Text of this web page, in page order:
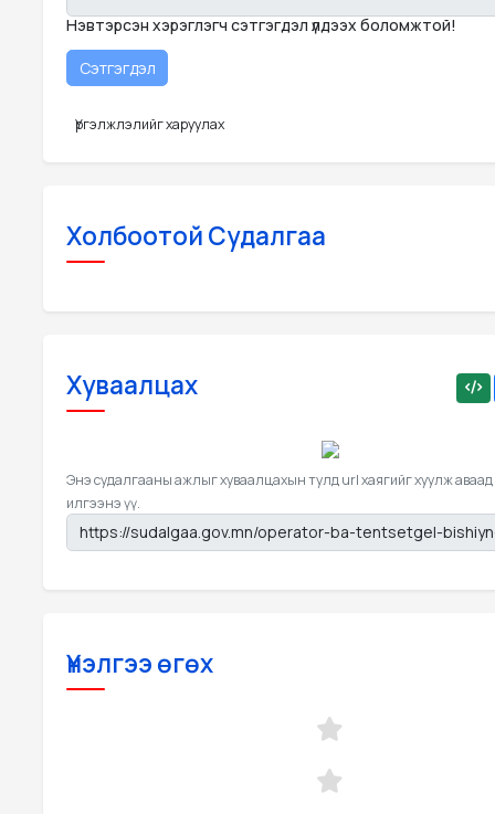
Нэвтэрсэн хэрэглэгч сэтгэгдэл үлдээх боломжтой!
Үргэлжлэлийг харуулах
Холбоотой Судалгаа
Хуваалцах
Энэ судалгааны ажлыг хуваалцахын тулд url хаягийг хуулж аваад
илгээнэ үү.
Үнэлгээ өгөх